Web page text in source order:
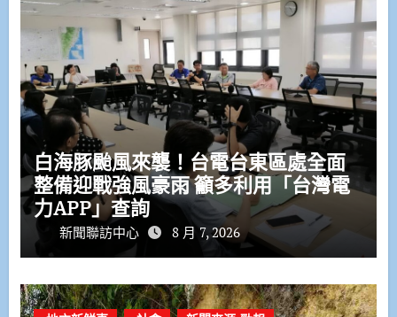
白海豚颱風來襲！台電台東區處全面
整備迎戰強風豪雨 籲多利用「台灣電
力APP」查詢
新聞聯訪中心 8 月 7, 2026